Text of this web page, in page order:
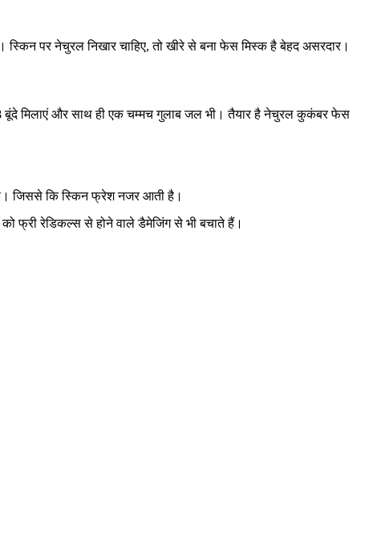
स्किन पर नेचुरल निखार चाहिए, तो खीरे से बना फेस मिस्क है बेहद असरदार।
मिलाएं और साथ ही एक चम्मच गुलाब जल भी। तैयार है नेचुरल कुकंबर फेस
जिससे कि स्किन फ्रेश नजर आती है।
फ्री रेडिकल्स से होने वाले डैमेजिंग से भी बचाते हैं।